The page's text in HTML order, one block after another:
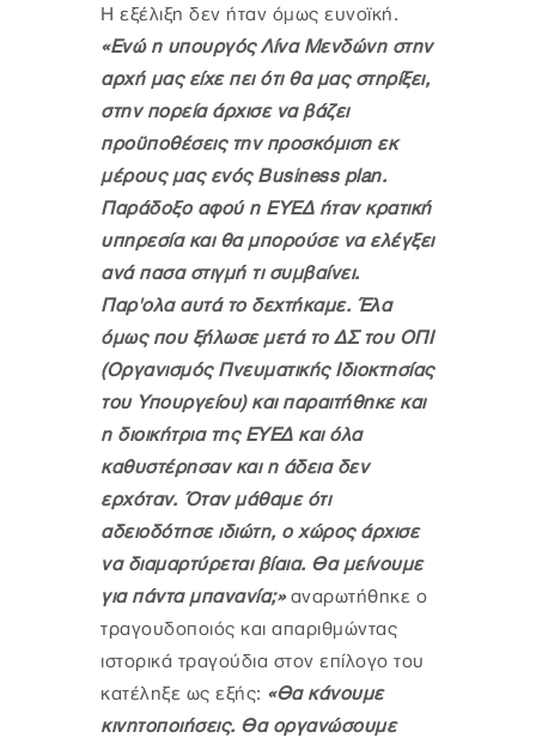
Η εξέλιξη δεν ήταν όμως ευνοϊκή.
«Ενώ η υπουργός Λίνα Μενδώνη στην
αρχή μας είχε πει ότι θα μας στηρίξει,
στην πορεία άρχισε να βάζει
προϋποθέσεις την προσκόμιση εκ
μέρους μας ενός Business plan.
Παράδοξο αφού η ΕΥΕΔ ήταν κρατική
υπηρεσία και θα μπορούσε να ελέγξει
ανά πασα στιγμή τι συμβαίνει.
Παρ'ολα αυτά το δεχτήκαμε. Έλα
όμως που ξήλωσε μετά το ΔΣ του ΟΠΙ
(Οργανισμός Πνευματικής Ιδιοκτησίας
του Υπουργείου) και παραιτήθηκε και
η διοικήτρια της ΕΥΕΔ και όλα
καθυστέρησαν και η άδεια δεν
ερχόταν. Όταν μάθαμε ότι
αδειοδότησε ιδιώτη, ο χώρος άρχισε
να διαμαρτύρεται βίαια. Θα μείνουμε
για πάντα μπανανία;» αναρωτήθηκε ο
τραγουδοποιός και απαριθμώντας
ιστορικά τραγούδια στον επίλογο του
κατέληξε ως εξής: «Θα κάνουμε
κινητοποιήσεις. Θα οργανώσουμε